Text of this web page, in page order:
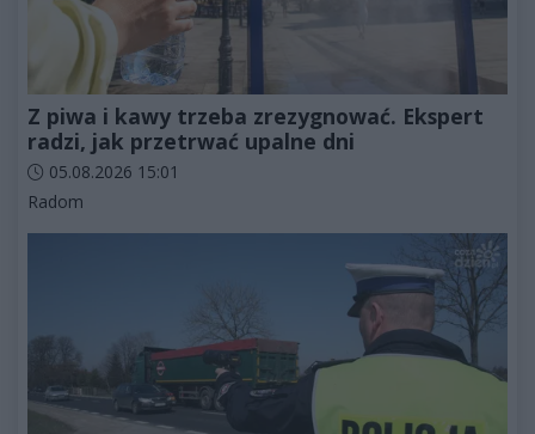
Z piwa i kawy trzeba zrezygnować. Ekspert
radzi, jak przetrwać upalne dni
Data dodania artykułu:
05.08.2026 15:01
Kategorie artykułu:
Radom